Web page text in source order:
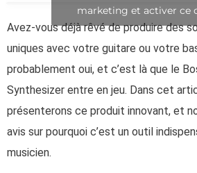
marketing et activer ce
Avez-vous déjà rêvé de produire des
uniques avec votre guitare ou votre
probablement oui, et c’est là que le
Synthesizer entre en jeu. Dans cet
présenterons ce produit innovant, et
avis sur pourquoi c’est un outil
musicien.